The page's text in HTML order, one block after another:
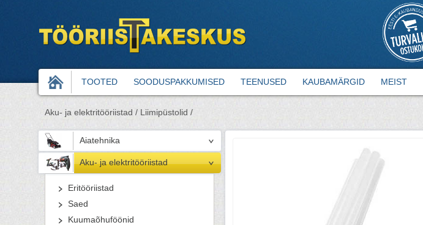
TOOTED SOODUSPAKKUMISED TEENUSED KAUBAMÄRGID MEIST
Aku- ja elektritööriistad / Liimipüstolid /
Aiatehnika
Aku- ja elektritööriistad
Eritööriistad
Saed
Kuumaõhuföönid